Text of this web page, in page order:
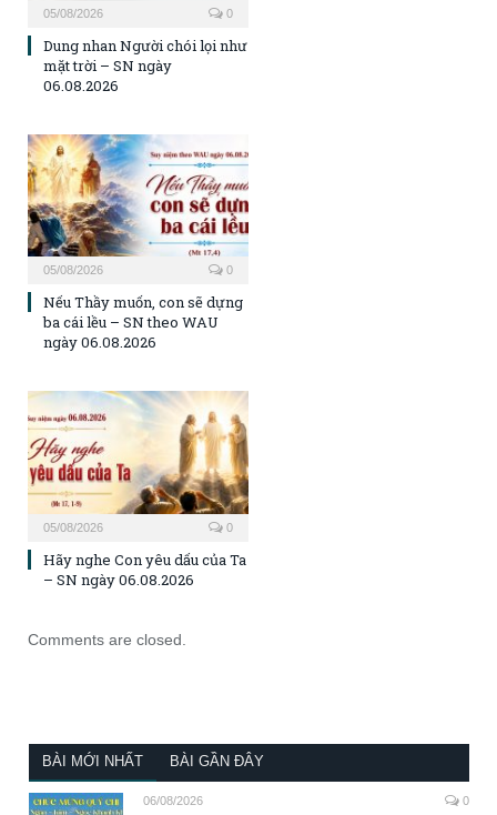
05/08/2026 0
Dung nhan Người chói lọi như
mặt trời – SN ngày
06.08.2026
05/08/2026 0
Nếu Thầy muốn, con sẽ dựng
ba cái lều – SN theo WAU
ngày 06.08.2026
05/08/2026 0
Hãy nghe Con yêu dấu của Ta
– SN ngày 06.08.2026
Comments are closed.
BÀI MỚI NHẤT BÀI GẦN ĐÂY
06/08/2026 0